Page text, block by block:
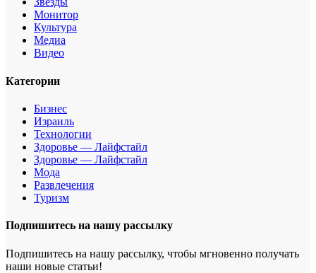
Монитор
Культура
Медиа
Видео
Категории
Бизнес
Израиль
Технологии
Здоровье — Лайфстайл
Здоровье — Лайфстайл
Мода
Развлечения
Туризм
Подпишитесь на нашу рассылку
Подпишитесь на нашу рассылку, чтобы мгновенно получать
наши новые статьи!